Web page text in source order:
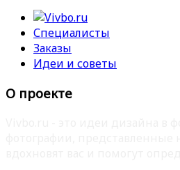
Специалисты
Заказы
Идеи и советы
О проекте